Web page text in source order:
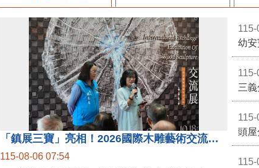
「鎮展三寶」亮相！2026國際木雕藝術交流展登場 國際木雕競賽得獎入圍名單同步揭曉
115-08-06 07:54
幼
三
頭